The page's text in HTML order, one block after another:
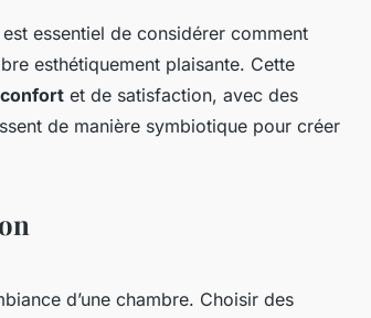
essentiel de considérer comment
esthétiquement plaisante. Cette
confort et de satisfaction, avec des
de manière symbiotique pour créer
d’une chambre. Choisir des